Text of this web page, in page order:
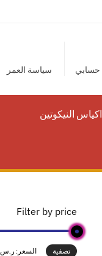
حسابي سياسة العمر
اكياس النيكوتين
Filter by price
تصفية السعر: ر.س40